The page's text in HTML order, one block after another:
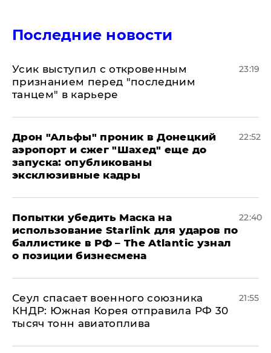
Последние новости
Усик выступил с откровенным
признанием перед "последним
танцем" в карьере
23:19
Дрон "Альфы" проник в Донецкий
аэропорт и сжег "Шахед" еще до
запуска: опубликованы
эксклюзивные кадры
22:52
Попытки убедить Маска на
использование Starlink для ударов по
баллистике в РФ – The Atlantic узнал
о позиции бизнесмена
22:40
​Сеул спасает военного союзника
КНДР: Южная Корея отправила РФ 30
тысяч тонн авиатоплива
21:55